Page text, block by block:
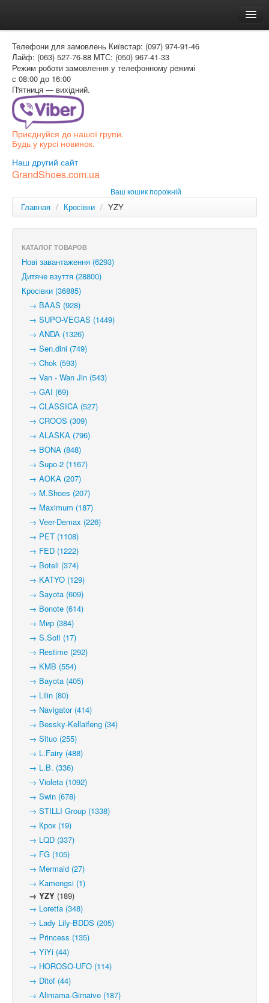
Доставка и оплата
Как заказать
Контакти
Таблиця розмірів
Вхід для покупця
РОС
Телефони для замовлень Київстар: (097) 974-91-46
Лайф: (063) 527-76-88 МТС: (050) 967-41-33
Режим роботи замовлення у телефонному режимі
с 08:00 до 16:00
П'ятниця — вихідний.
Приєднуйся до нашої групи.
Будь у курсі новинок.
Наш другий сайт
GrandShoes.com.ua
Ваш кошик порожній
Главная / Кросівки / YZY
КАТАЛОГ ТОВАРОВ
Нові завантаження (6293)
Дитяче взуття (28800)
Кросівки (36885)
→ BAAS (928)
→ SUPO-VEGAS (1449)
→ ANDA (1326)
→ Sen.dini (749)
→ Chok (593)
→ Van - Wan Jin (543)
→ GAI (69)
→ CLASSICA (527)
→ CROOS (309)
→ ALASKA (796)
→ BONA (848)
→ Supo-2 (1167)
→ AOKA (207)
→ M.Shoes (207)
→ Maximum (187)
→ Veer-Demax (226)
→ PET (1108)
→ FED (1222)
→ Boteli (374)
→ KATYO (129)
→ Sayota (609)
→ Bonote (614)
→ Мир (384)
→ S.Sofi (17)
→ Restime (292)
→ KMB (554)
→ Bayota (405)
→ Lilin (80)
→ Navigator (414)
→ Bessky-Kellaifeng (34)
→ Situo (255)
→ L.Fairy (488)
→ L.B. (336)
→ Violeta (1092)
→ Swin (678)
→ STILLI Group (1338)
→ Крок (19)
→ LQD (337)
→ FG (105)
→ Mermaid (27)
→ Kamengsi (1)
→ YZY (189)
→ Loretta (348)
→ Lady Lily-BDDS (205)
→ Princess (135)
→ YiYi (44)
→ HOROSO-UFO (114)
→ Ditof (44)
→ Alimama-Girnaive (187)